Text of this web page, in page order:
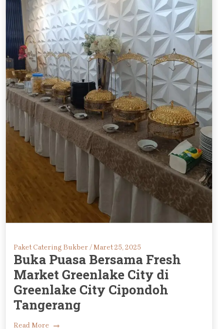
Paket Catering Bukber /Maret 25, 2025
Buka Puasa Bersama Fresh
Market Greenlake City di
Greenlake City Cipondoh
Tangerang
Read More